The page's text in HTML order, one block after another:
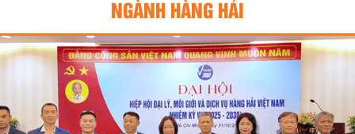
NGÀNH HÀNG HẢI